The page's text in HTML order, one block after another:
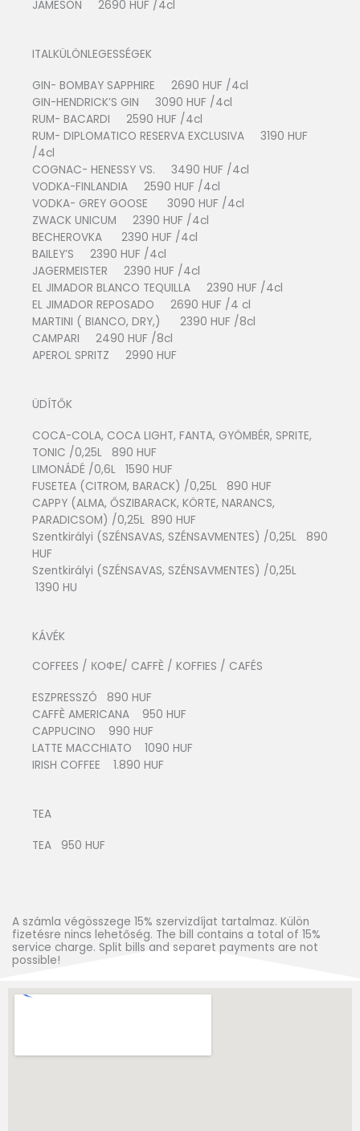
JAMESON 2690 HUF /4cl
ITALKÜLÖNLEGESSÉGEK
GIN- BOMBAY SAPPHIRE 2690 HUF /4cl
GIN-HENDRICK’S GIN 3090 HUF /4cl
RUM- BACARDI 2590 HUF /4cl
RUM- DIPLOMATICO RESERVA EXCLUSIVA 3190 HUF
/4cl
COGNAC- HENESSY VS. 3490 HUF /4cl
VODKA-FINLANDIA 2590 HUF /4cl
VODKA- GREY GOOSE 3090 HUF /4cl
ZWACK UNICUM 2390 HUF /4cl
BECHEROVKA 2390 HUF /4cl
BAILEY’S 2390 HUF /4cl
JAGERMEISTER 2390 HUF /4cl
EL JIMADOR BLANCO TEQUILLA 2390 HUF /4cl
EL JIMADOR REPOSADO 2690 HUF /4 cl
MARTINI ( BIANCO, DRY,) 2390 HUF /8cl
CAMPARI 2490 HUF /8cl
APEROL SPRITZ 2990 HUF
ÜDÍTŐK
COCA-COLA, COCA LIGHT, FANTA, GYÖMBÉR, SPRITE,
TONIC /0,25L 890 HUF
LIMONÁDÉ /0,6L 1590 HUF
FUSETEA (CITROM, BARACK) /0,25L 890 HUF
CAPPY (ALMA, ŐSZIBARACK, KÖRTE, NARANCS,
PARADICSOM) /0,25L 890 HUF
Szentkirályi (SZÉNSAVAS, SZÉNSAVMENTES) /0,25L 890
HUF
Szentkirályi (SZÉNSAVAS, SZÉNSAVMENTES) /0,25L
1390 HU
KÁVÉK
COFFEES / КОФЕ/ CAFFÈ / KOFFIES / CAFÉS
ESZPRESSZÓ 890 HUF
CAFFÈ AMERICANA 950 HUF
CAPPUCINO 990 HUF
LATTE MACCHIATO 1090 HUF
IRISH COFFEE 1.890 HUF
TEA
TEA 950 HUF
A számla végösszege 15% szervizdíjat tartalmaz. Külön
fizetésre nincs lehetőség. The bill contains a total of 15%
service charge. Split bills and separet payments are not
possible!